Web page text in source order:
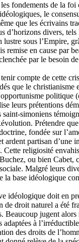
fondements de la
le
que les écrivains
d’horizons divers,
lustre sous l’Empire,
remise en cause par
par le besoin
compte de cette
que le
politique
leurs prétentions
saint-simoniens
Prétendre
fondée sur
ardent partisan d’une
. Cette religiosité
ou bien Cabet,
Malgré leurs
la base idéologique
idéologique doit en
de droit naturel a été
Beaucoup jugent alors
adaptées à
des droits de